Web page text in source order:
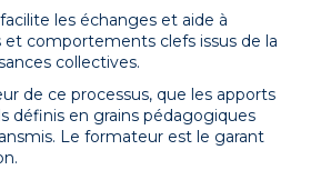
les échanges et aide à
comportements clefs issus de la
collectives.
de ce processus, que les apports
définis en grains pédagogiques
Le formateur est le garant